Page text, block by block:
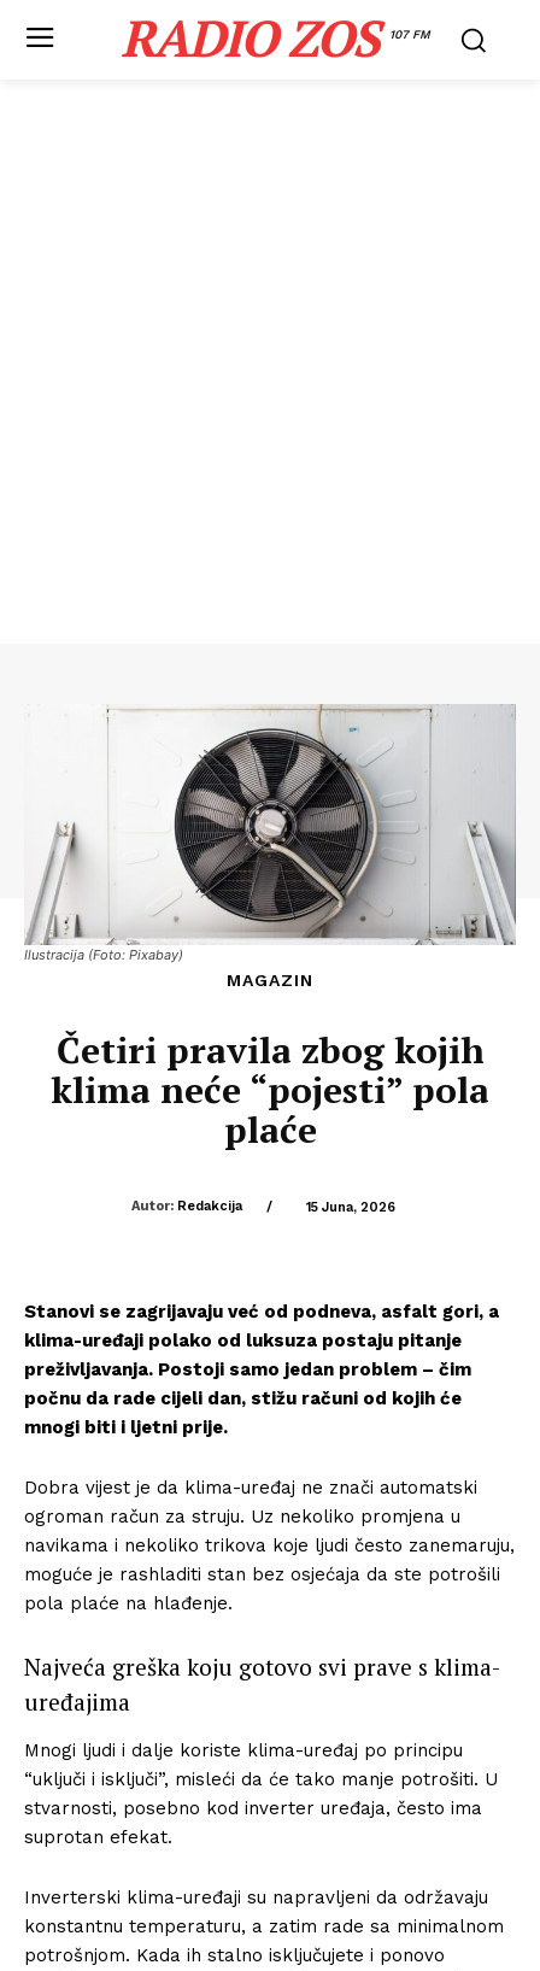
RADIO ZOS 107 FM
Ilustracija (Foto: Pixabay)
MAGAZIN
Četiri pravila zbog kojih
klima neće “pojesti” pola
plaće
Autor: Redakcija / 15 Juna, 2026
Stanovi se zagrijavaju već od podneva, asfalt gori, a
klima-uređaji polako od luksuza postaju pitanje
preživljavanja. Postoji samo jedan problem – čim
počnu da rade cijeli dan, stižu računi od kojih će
mnogi biti i ljetni prije.
Dobra vijest je da klima-uređaj ne znači automatski
ogroman račun za struju. Uz nekoliko promjena u
navikama i nekoliko trikova koje ljudi često zanemaruju,
moguće je rashladiti stan bez osjećaja da ste potrošili
pola plaće na hlađenje.
Najveća greška koju gotovo svi prave s klima-
uređajima
Mnogi ljudi i dalje koriste klima-uređaj po principu
“uključi i isključi”, misleći da će tako manje potrošiti. U
stvarnosti, posebno kod inverter uređaja, često ima
suprotan efekat.
Inverterski klima-uređaji su napravljeni da održavaju
konstantnu temperaturu, a zatim rade sa minimalnom
potrošnjom. Kada ih stalno isključujete i ponovo